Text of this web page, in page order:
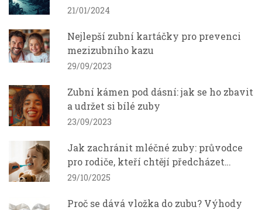
21/01/2024
Nejlepší zubní kartáčky pro prevenci
mezizubního kazu
29/09/2023
Zubní kámen pod dásní: jak se ho zbavit
a udržet si bílé zuby
23/09/2023
Jak zachránit mléčné zuby: průvodce
pro rodiče, kteří chtějí předcházet
zubnímu kameni u dětí
29/10/2025
Proč se dává vložka do zubu? Výhody